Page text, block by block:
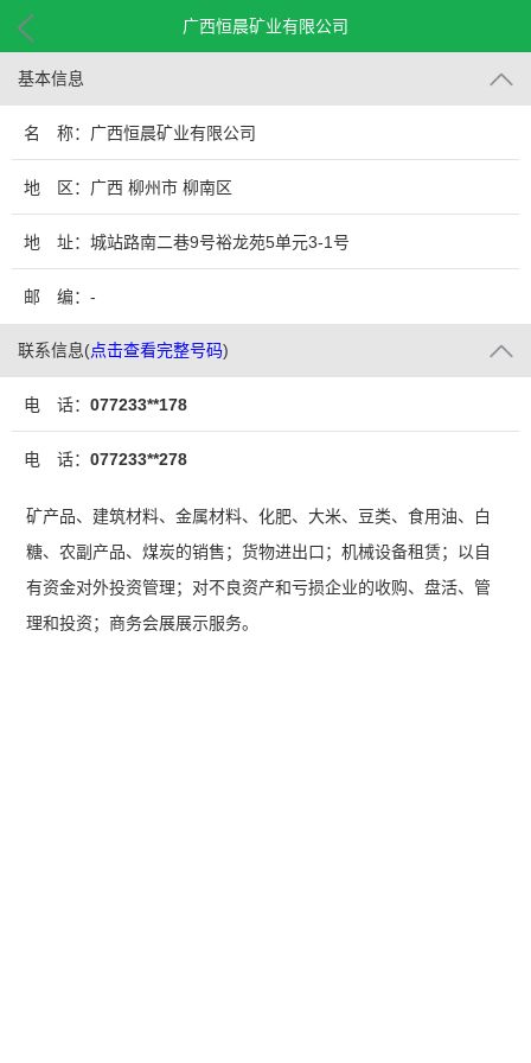
广西恒晨矿业有限公司
基本信息
名 称：广西恒晨矿业有限公司
地 区：广西 柳州市 柳南区
地 址：城站路南二巷9号裕龙苑5单元3-1号
邮 编：-
联系信息(点击查看完整号码)
电 话： 077233**178
电 话： 077233**278
矿产品、建筑材料、金属材料、化肥、大米、豆类、食用油、白
糖、农副产品、煤炭的销售；货物进出口；机械设备租赁；以自
有资金对外投资管理；对不良资产和亏损企业的收购、盘活、管
理和投资；商务会展展示服务。